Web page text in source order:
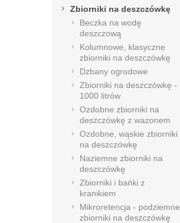
Zbiorniki na deszczówkę
Beczka na wodę
deszczową
Kolumnowe, klasyczne
zbiorniki na deszczówkę
Dzbany ogrodowe
Zbiorniki na deszczówkę -
1000 litrów
Ozdobne zbiorniki na
deszczówkę z wazonem
Ozdobne, wąskie zbiorniki
na deszczówkę
Naziemne zbiorniki na
deszczówkę
Zbiorniki i bańki z
kranikiem
Mikroretencja - podziemne
zbiorniki na deszczówkę